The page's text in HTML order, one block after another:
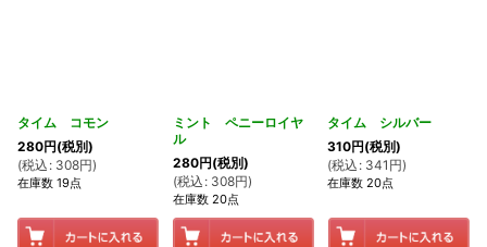
タイム コモン
280円(税別)
(税込 : 308円)
在庫数 19点
ミント ペニーロイヤ
ル
280円(税別)
(税込 : 308円)
在庫数 20点
タイム シルバー
310円(税別)
(税込 : 341 円)
在庫数 20点